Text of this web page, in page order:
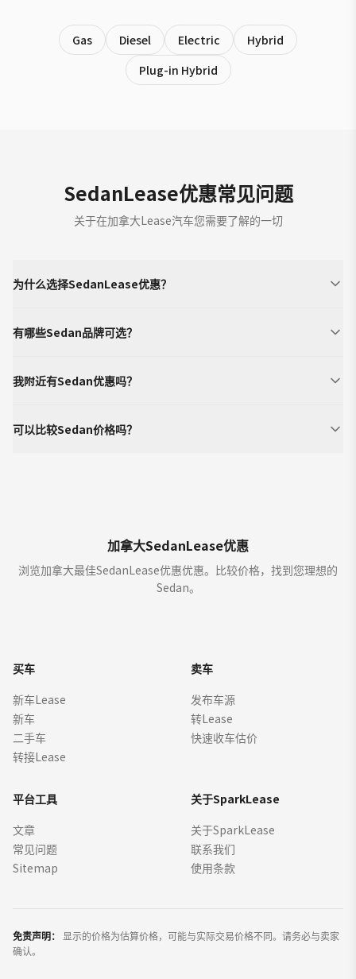
Gas Diesel Electric
Hybrid
Plug-in Hybrid
SedanLease优惠常见问题
关于在加拿大Lease汽车您需要了解的一切
为什么选择SedanLease优惠？
有哪些Sedan品牌可选？
我附近有Sedan优惠吗？
可以比较Sedan价格吗？
加拿大SedanLease优惠
浏览加拿大最佳SedanLease优惠优惠。比较价格，找到您理想的
Sedan。
买车
新车Lease
新车
二手车
转接Lease
卖车
发布车源
转Lease
快速收车估价
平台工具
文章
常见问题
Sitemap
关于SparkLease
关于SparkLease
联系我们
使用条款
免责声明：
显示的价格为估算价格，可能与实际交易价格不同。请务必与卖家
确认。